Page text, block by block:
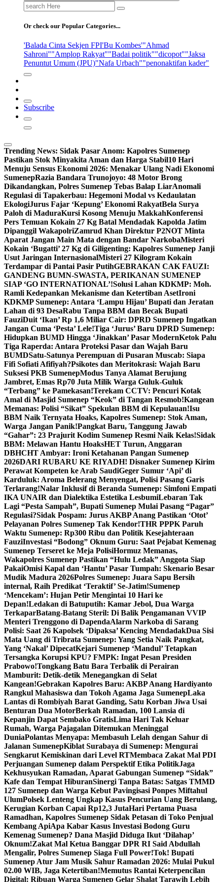
Search
for:
Or check our Popular Categories...
'Balada Cinta Sekjen FPI'Bu Kombes'"Ahmad
Sahroni""Amplop Rakyat""Badai politik""dicopot""Jaksa
Penuntut Umum (JPU)"Nafa Urbach""penonaktifan kader"
Subscribe
Trending News: Sidak Pasar Anom: Kapolres Sumenep
Pastikan Stok Minyakita Aman dan Harga Stabil10 Hari
Menuju Sensus Ekonomi 2026: Menakar Ulang Nadi Ekonomi
SumenepRazia Bandara Trunojoyo: 48 Motor Brong
Dikandangkan, Polres Sumenep Tebas Balap LiarAnomali
Regulasi di Tapakerbau: Hegemoni Modal vs Kedaulatan
EkologiJurus Fajar ‘Kepung’ Ekonomi RakyatBela Surya
Paloh di MaduraKursi Kosong Menuju MakkahKonferensi
Pers Temuan Kokain 27 Kg Batal Mendadak Kapolda Jatim
Dipanggil WakapolriZamrud Khan Direktur P2NOT Minta
Aparat Jangan Main Mata dengan Bandar NarkobaMisteri
Kokain ‘Bugatti’ 27 Kg di Giligenting: Kapolres Sumenep Janji
Usut Jaringan InternasionalMisteri 27 Kilogram Kokain
Terdampar di Pantai Pasir PutihGEBRAKAN CAK FAUZI:
GANDENG BUMN-SWASTA, PERIKANAN SUMENEP
SIAP ‘GO INTERNATIONAL’!Solusi Lahan KDKMP: Moh.
Ramli Kedepankan Mekanisme dan Ketertiban AsetIroni
KDKMP Sumenep: Antara ‘Lampu Hijau’ Bupati dan Jeratan
Lahan di 93 DesaRabu Tanpa BBM dan Becak Bupati
FauziDuit ‘Ikan’ Rp 1,6 Miliar Cair: DPRD Sumenep Ingatkan
Jangan Cuma ‘Pesta’ Lele!Tiga ‘Jurus’ Baru DPRD Sumenep:
Hidupkan BUMD Hingga ‘Jinakkan’ Pasar ModernKetok Palu
Tiga Raperda: Antara Proteksi Pasar dan Wajah Baru
BUMDSatu-Satunya Perempuan di Pusaran Muscab: Siapa
Fifi Sofiati Afifiyah?Psikotes dan Meritokrasi: Wajah Baru
Suksesi PKB SumenepModus Tanya Alamat Berujung
Jambret, Emas Rp70 Juta Milik Warga Guluk-Guluk
“Terbang” ke Pamekasan!Terekam CCTV: Pencuri Kotak
Amal di Masjid Sumenep “Keok” di Tangan Resmob!Kangean
Memanas: Polisi “Sikat” Spekulan BBM di Kepulauan!Isu
BBM Naik Ternyata Hoaks, Kapolres Sumenep: Stok Aman,
Warga Jangan Panik!Pangkat Baru, Tanggung Jawab
“Gahar”: 23 Prajurit Kodim Sumenep Resmi Naik Kelas!Sidak
BBM: Melawan Hantu HoaksHET Turun, Anggaran
DBHCHT Ambyar: Ironi Ketahanan Pangan Sumenep
2026DARI RUBARU KE RIYADH! Disnaker Sumenep Kirim
Perawat Kompeten ke Arab SaudiGeger Sumur ‘Api’ di
Karduluk: Aroma Belerang Menyengat, Polisi Pasang Garis
Terlarang!Nalar Inklusif di Beranda Sumenep: Simfoni Empati
IKA UNAIR dan Dialektika Estetika LesbumiLebaran Tak
Lagi “Pesta Sampah”, Bupati Sumenep Mulai Pasang “Pagar”
Regulasi?Sidak Pospam: Jurus AKBP Anang Pastikan ‘Otot’
Pelayanan Polres Sumenep Tak Kendor!THR PPPK Paruh
Waktu Sumenep: Rp300 Ribu dan Politik Kesejahteraan
FauziInvestasi “Bodong” Oknum Guru: Saat Pejabat Kemenag
Sumenep Terseret ke Meja PolisiHormuz Memanas,
Wakapolres Sumenep Pastikan “Hulu Ledak” Anggota Siap
PakaiOmisi Kapal dan ‘Hantu’ Pasar Tumpah: Skenario Besar
Mudik Madura 2026Polres Sumenep: Juara Sapu Bersih
internal, Raih Predikat ‘Teraktif’ Se-Jatim!Sumenep
‘Mencekam’: Hujan Petir Mengintai 10 Hari ke
Depan!Ledakan di Batuputih: Kamar Jebol, Dua Warga
TerkaparBatang-Batang Steril: Di Balik Pengamanan VVIP
Menteri Trenggono di DapendaAlarm Narkoba di Sarang
Polisi: Saat 26 Kapolsek ‘Dipaksa’ Kencing MendadakDua Sisi
Mata Uang di Tribrata Sumenep: Yang Setia Naik Pangkat,
Yang ‘Nakal’ DipecatKejari Sumenep ‘Mandul’ Tetapkan
Tersangka Korupsi KPU? FMPK: Ingat Pesan Presiden
Prabowo!Tongkang Batu Bara Terbalik di Perairan
Mamburit: Detik-detik Menegangkan di Selat
Kangean!Gebrakan Kapolres Baru: AKBP Anang Hardiyanto
Rangkul Mahasiswa dan Tokoh Agama Jaga SumenepLaka
Lantas di Rombiyah Barat Ganding, Satu Korban Jiwa Usai
Benturan Dua MotorBerkah Ramadan, 100 Lansia di
Kepanjin Dapat Sembako GratisLima Hari Tak Keluar
Rumah, Warga Pajagalan Ditemukan Meninggal
DuniaPolantas Menyapa: Membasuh Lelah dengan Sahur di
Jalanan SumenepKiblat Surabaya di Sumenep: Mengurai
Sengkarut Kemiskinan dari Level RTMembaca Zakat Mal PDI
Perjuangan Sumenep dalam Perspektif Etika PolitikJaga
Kekhusyukan Ramadan, Aparat Gabungan Sumenep “Sidak”
Kafe dan Tempat HiburanSinergi Tanpa Batas: Satgas TMMD
127 Sumenep dan Warga Kebut Pavingisasi Ponpes Miftahul
UlumPolsek Lenteng Ungkap Kasus Pencurian Uang Berulang,
Kerugian Korban Capai Rp12,3 JutaHari Pertama Puasa
Ramadhan, Kapolres Sumenep Sidak Petasan di Toko Penjual
Kembang ApiApa Kabar Kasus Investasi Bodong Guru
Kemenag Sumenep? Dana Masjid Diduga Ikut ‘Dilahap’
Oknum!Zakat Mal Ketua Banggar DPR RI Said Abdullah
Mengalir, Polres Sumenep Siaga Full Power!Tok! Bupati
Sumenep Atur Jam Musik Sahur Ramadan 2026: Mulai Pukul
02.00 WIB, Jaga Ketertiban!Memutus Rantai Keterpencilan
Digital: Ribuan Warga Sumenep Gelar Shalat Tarawih Lebih